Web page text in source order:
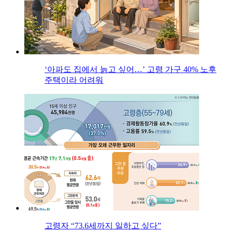
‘아파도 집에서 늙고 싶어…’ 고령 가구 40% 노후
주택이라 어려워
고령자 “73.6세까지 일하고 싶다”